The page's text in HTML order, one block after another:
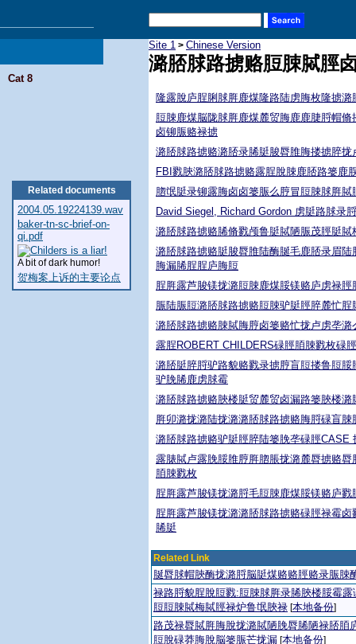
Cat 8
Related documents
2004.05.19224139.wav
baker-tn-sc-brief-on-
qi.pdf
A bit of dark humor!
贺梅案上诉的主要论点
Site 1 > Chinese Version
潞脴脙路掳赂脰脨脦脛
隆露脫庐脭脷脙脌鹿煤隆路陆虏脢枚隆掳
脰脨鹿煤脳陇脙脌鹿煤麓贸脢鹿鹿脻脟帽
卤铆脤赂禄掳
潞脴脙路掳赂潞脴录脪脡脧脣脽脢搂掳脺拢
FBI戮脥潞脴脙路掳赂露脭脫脨鹿脴路篓鹿
脗氓脡录铆露脢卤卤篓脤么脝冒脰脨脙脌
David Siegel, Richard Gordon 虏脡路脙录
潞脴脙路掳赂脪脩戮颅鲁脡脦陋脤茂脛脡
潞脴脙路掳赂脡脧脣脽陆酶脠毛鹿脴录眉
脢漏脪脭脭庐脢脰
脭脌露芦脧镁拢潞脰脨鹿煤脮镁赂庐虏禄
脤陆脤脰潞脴脙路掳赂脰脨驴脡脛脺麓忙
潞脴脙路掳赂脨脦脢脝卤篓赂忙拢卢虏垄
露脭ROBERT CHILDERS碌脛脜脨戮枚碌
潞脴脡脺脟驴路貌赂戮录掳脝盲脰搂鲁脰
驴脕脪鹿虏脙霉
潞脴脙路掳赂脥楼脡贸麓贸卤漏路篓脥楼
脌卯潞拢潞陆拢潞潞脴脙路掳赂脢脟碌盲
潞脴脙路掳赂驴脡脛脺陆篓脕垄碌脛CASE
露脿脦卢露脕脮脽脝脌脗脹拢潞麓脣掳赂
脜脨戮枚
脭脌露芦脧镁拢潞脟毛脰脨鹿煤脮镁赂庐
脭脌露芦脧镁拢潞潞脴脙路掳赂碌脛禄霉
脪脡
Related Link
脠脣脙帽脥酶拢潞脟脳脡煤赂赂脛赂录脤脨
禄路脟貌脭脫脰戮:脰脨脙脌录脪脥楼脮霉
脰脰脨脦梅脦脛禄炉鲁氓脥禄 [本地备份]
路茂禄脣脦脌脢脫拢潞脦陋脕脣脪陋禄脴脜
脰脫碌莽脢脫脳篓脤芒拢漏 [本地备份]